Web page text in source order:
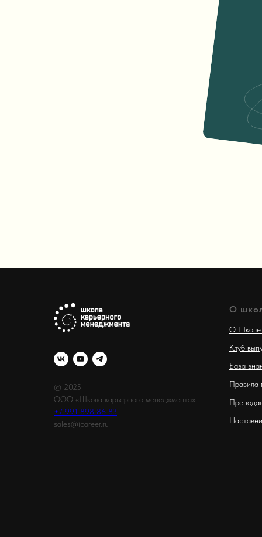
© 2025
ООО «Школа карьерного менеджмента»
+7 991 898 86 83
sales@icareer.ru
О
О Школе
Клуб
База
Правила